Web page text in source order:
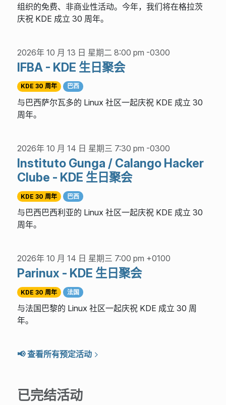
组织的免费、非商业性活动。今年，我们将在格拉茨
庆祝 KDE 成立 30 周年。
2026年 10 月 13 日 星期二 8:00 pm -0300
IFBA - KDE 生日聚会
KDE 30 周年 巴西
与巴西萨尔瓦多的 Linux 社区一起庆祝 KDE 成立 30
周年。
2026年 10 月 14 日 星期三 7:30 pm -0300
Instituto Gunga / Calango Hacker
Clube - KDE 生日聚会
KDE 30 周年 巴西
与巴西巴西利亚的 Linux 社区一起庆祝 KDE 成立 30
周年。
2026年 10 月 14 日 星期三 7:00 pm +0100
Parinux - KDE 生日聚会
KDE 30 周年 法国
与法国巴黎的 Linux 社区一起庆祝 KDE 成立 30 周
年。
📢 查看所有预定活动
已完结活动